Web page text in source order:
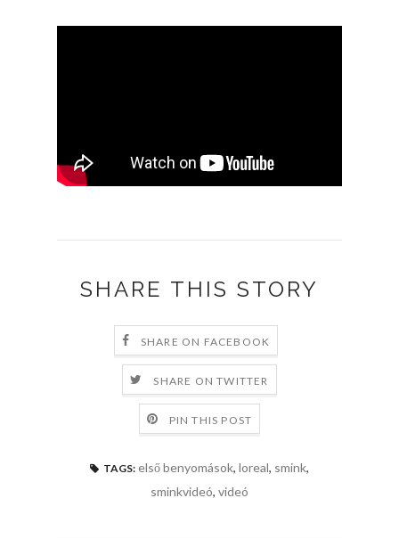
SHARE THIS STORY
SHARE ON FACEBOOK
SHARE ON TWITTER
PIN THIS POST
TAGS: első benyomások, loreal, smink,
sminkvideó, videó